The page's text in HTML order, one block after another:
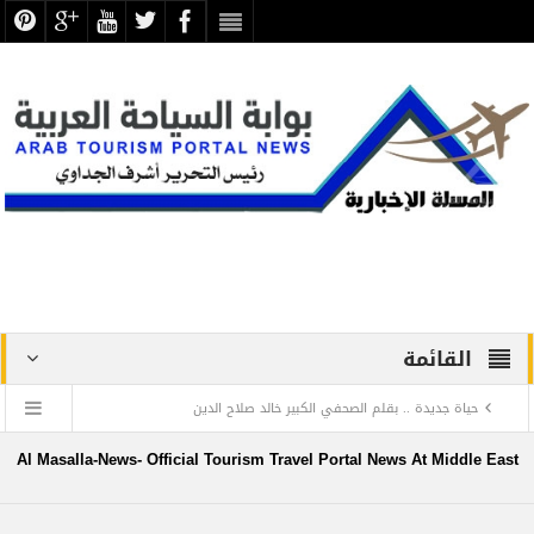
القائمة
حياة جديدة .. بقلم الصحفي الكبير خالد صلاح الدين
دراسة علمية ترصد الاكتشافات الأثرية والتطوير بجبانة الشاطبي
Al Masalla-News- Official Tourism Travel Portal News At Middle East